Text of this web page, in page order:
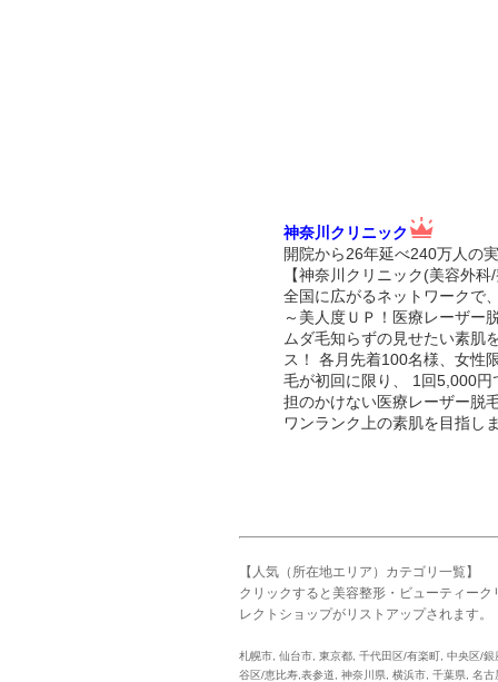
神奈川クリニック
開院から26年延べ240万人の
【神奈川クリニック(美容外
全国に広がるネットワークで
～美人度ＵＰ！医療レーザー
ムダ毛知らずの見せたい素肌
ス！ 各月先着100名様、女性
毛が初回に限り、 1回5,000
担のかけない医療レーザー脱
ワンランク上の素肌を目指し
【人気（所在地エリア）カテゴリ一覧】
クリックすると美容整形・ビューティー
レクトショップがリストアップされます。
札幌市 仙台市 東京都 千代田区/有楽町 中央区/銀
谷区/恵比寿,表参道
神奈川県 横浜市 千葉県 名古